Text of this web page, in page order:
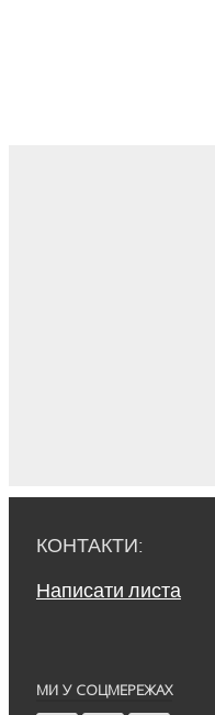
КОНТАКТИ:
Написати листа
МИ У СОЦМЕРЕЖАХ